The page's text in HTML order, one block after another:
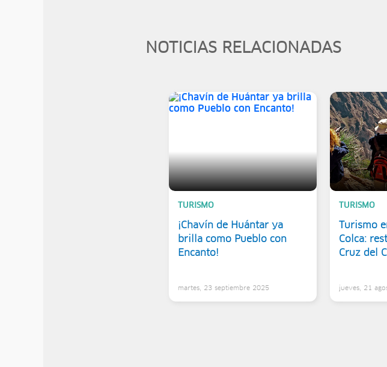
NOTICIAS RELACIONADAS
TURISMO
¡Chavín de Huántar ya
brilla como Pueblo con
Encanto!
martes, 23 septiembre 2025
TURISMO
Turismo
Colca:
Cruz del
jueves, 21